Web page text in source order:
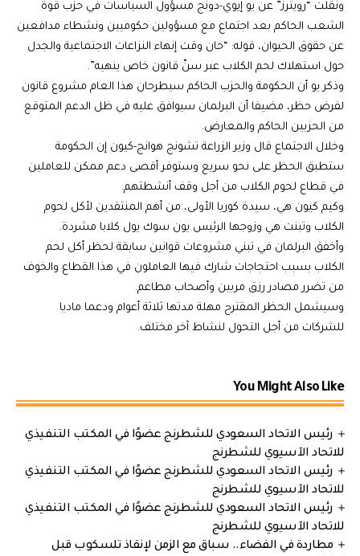
ونقلت “رويترز” عن يو إيوي-دونج مسؤول السياسات في حزب قوة
الشعب الحاكم بعد اجتماع مع مسؤولين حكوميين ونشطاء مدافعين
عن حقوق الحيوان، قوله: “حان وقت إنهاء النزاعات الاجتماعية والجدل
حول استهلاك لحم الكلاب عبر سنّ قانون خاص ينهيه”.
وذكر يو أن الحكومة والحزب الحاكم سيطرحان هذا العام مشروع قانون
لفرض حظر، مضيفا أن البرلمان سيوافق عليه في ظل الدعم المتوقع
من الحزبين الحاكم والمعارض.
وخلال الاجتماع قال وزير الزراعة تشونج هوانج-كيون إن الحكومة
ستطبق الحظر على نحو سريع وستوفر أقصى دعم ممكن للعاملين
في قطاع لحوم الكلاب من أجل وقف أنشطتهم.
وكيم كيون هي، سيدة كوريا الأولى، من أهم المنتقدين لأكل لحوم
الكلاب وتبنت هي وزوجها الرئيس يون سوك يول كلابا مشردة.
وأخفق البرلمان في تبني مشروعات قوانين سابقة لحظر أكل لحم
الكلاب بسبب احتجاجات شارك فيها العاملون في هذا القطاع والخوف
من تضرر مصادر رزق مربين وأصحاب مطاعم.
وسيشمل الحظر المقترح مهلة مدتها ثلاثة أعوام ودعما ماديا
للشركات من أجل التحول لنشاط آخر مختلف.
You Might Also Like
رئيس الاتحاد السعودي للشطرنج عضوًا في المكتب التنفيذي
للاتحاد الآسيوي للشطرنج
رئيس الاتحاد السعودي للشطرنج عضوًا في المكتب التنفيذي
للاتحاد الآسيوي للشطرنج
رئيس الاتحاد السعودي للشطرنج عضوًا في المكتب التنفيذي
للاتحاد الآسيوي للشطرنج
مطاردة في الفضاء.. سباق مع الزمن لإنقاذ تلسكوب قبل